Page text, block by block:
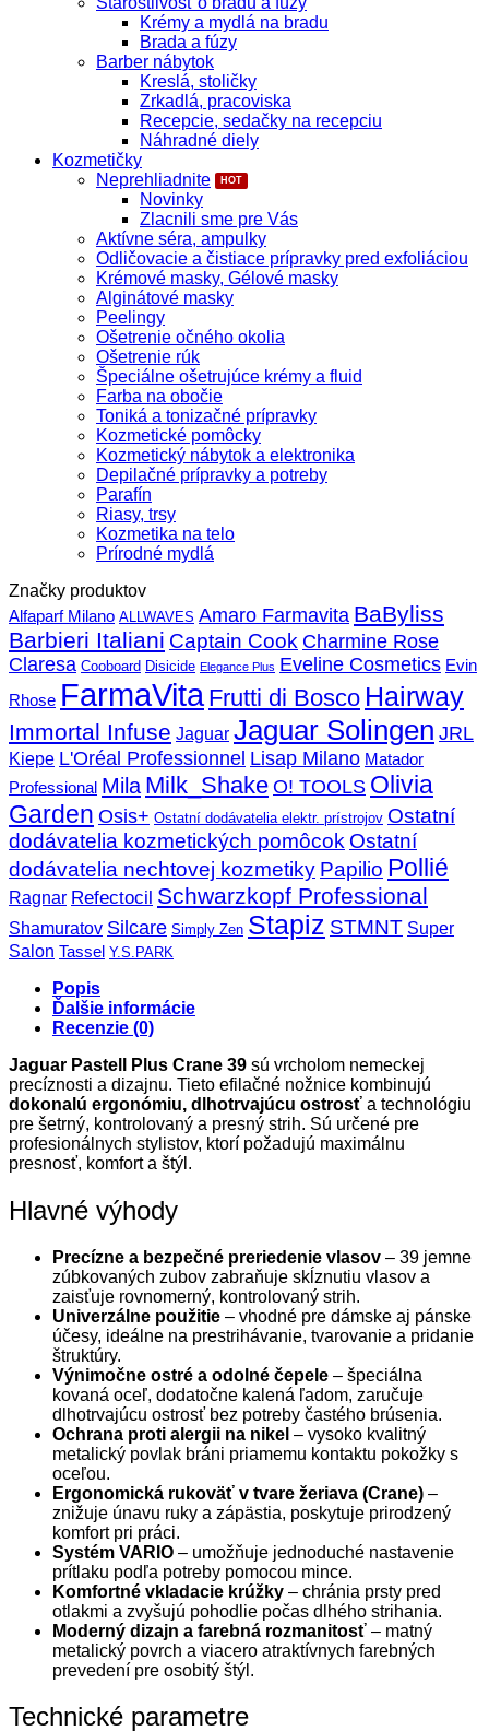
Krémy a mydlá na bradu
Brada a fúzy
Barber nábytok
Kreslá, stoličky
Zrkadlá, pracoviska
Recepcie, sedačky na recepciu
Náhradné diely
Kozmetičky
Neprehliadnite
Novinky
Zlacnili sme pre Vás
Aktívne séra, ampulky
Odličovacie a čistiace prípravky pred exfoliáciou
Krémové masky, Gélové masky
Alginátové masky
Peelingy
Ošetrenie očného okolia
Ošetrenie rúk
Špeciálne ošetrujúce krémy a fluid
Farba na obočie
Toniká a tonizačné prípravky
Kozmetické pomôcky
Kozmetický nábytok a elektronika
Depilačné prípravky a potreby
Parafín
Riasy, trsy
Kozmetika na telo
Prírodné mydlá
Značky produktov
Alfaparf Milano ALLWAVES Amaro Farmavita BaByliss
Barbieri Italiani Captain Cook Charmine Rose
Claresa Cooboard Disicide Elegance Plus Eveline Cosmetics Evin
Rhose FarmaVita Frutti di Bosco Hairway
Immortal Infuse Jaguar Jaguar Solingen JRL
Kiepe L'Oréal Professionnel Lisap Milano Matador
Professional Mila Milk_Shake O! TOOLS Olivia
Garden Osis+ Ostatní dodávatelia elektr. prístrojov Ostatní
dodávatelia kozmetických pomôcok Ostatní
dodávatelia nechtovej kozmetiky Papilio Pollié
Ragnar Refectocil Schwarzkopf Professional
Shamuratov Silcare Simply Zen Stapiz STMNT Super
Salon Tassel Y.S.PARK
Popis
Ďalšie informácie
Recenzie (0)
Jaguar Pastell Plus Crane 39 sú vrcholom nemeckej
precíznosti a dizajnu. Tieto efilačné nožnice kombinujú
dokonalú ergonómiu, dlhotrvajúcu ostrosť a technológiu
pre šetrný, kontrolovaný a presný strih. Sú určené pre
profesionálnych stylistov, ktorí požadujú maximálnu
presnosť, komfort a štýl.
Hlavné výhody
Precízne a bezpečné preriedenie vlasov – 39 jemne
zúbkovaných zubov zabraňuje skĺznutiu vlasov a
zaisťuje rovnomerný, kontrolovaný strih.
Univerzálne použitie – vhodné pre dámske aj pánske
účesy, ideálne na prestrihávanie, tvarovanie a pridanie
štruktúry.
Výnimočne ostré a odolné čepele – špeciálna
kovaná oceľ, dodatočne kalená ľadom, zaručuje
dlhotrvajúcu ostrosť bez potreby častého brúsenia.
Ochrana proti alergii na nikel – vysoko kvalitný
metalický povlak bráni priamemu kontaktu pokožky s
oceľou.
Ergonomická rukoväť v tvare žeriava (Crane) –
znižuje únavu ruky a zápästia, poskytuje prirodzený
komfort pri práci.
Systém VARIO – umožňuje jednoduché nastavenie
prítlaku podľa potreby pomocou mince.
Komfortné vkladacie krúžky – chránia prsty pred
otlakmi a zvyšujú pohodlie počas dlhého strihania.
Moderný dizajn a farebná rozmanitosť – matný
metalický povrch a viacero atraktívnych farebných
prevedení pre osobitý štýl.
Technické parametre